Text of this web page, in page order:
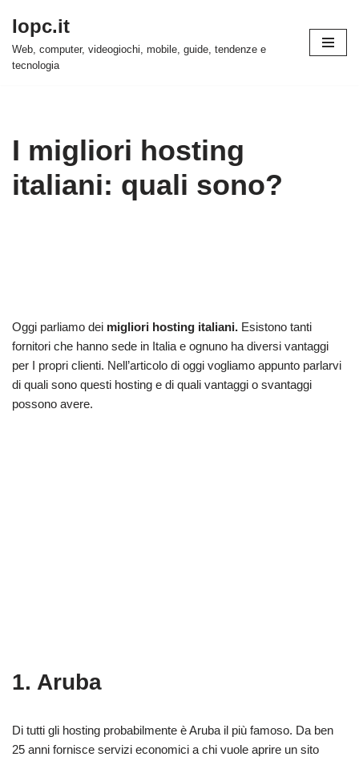
Vai
al
Iopc.it
Web, computer, videogiochi, mobile, guide, tendenze e
tecnologia
I migliori hosting
italiani: quali sono?
Oggi parliamo dei migliori hosting italiani. Esistono tanti
fornitori che hanno sede in Italia e ognuno ha diversi vantaggi
per I propri clienti. Nell’articolo di oggi vogliamo appunto parlarvi
di quali sono questi hosting e di quali vantaggi o svantaggi
possono avere.
1. Aruba
Di tutti gli hosting probabilmente è Aruba il più famoso. Da ben
25 anni fornisce servizi economici a chi vuole aprire un sito